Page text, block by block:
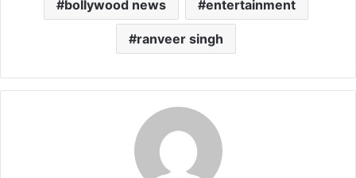
bollywood news entertainment
ranveer singh